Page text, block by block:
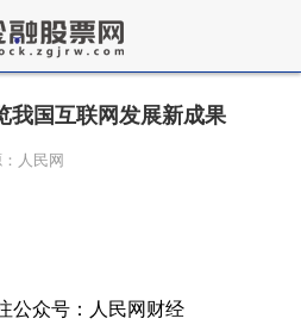
我国互联网发展新成果
人民网
公众号：人民网财经